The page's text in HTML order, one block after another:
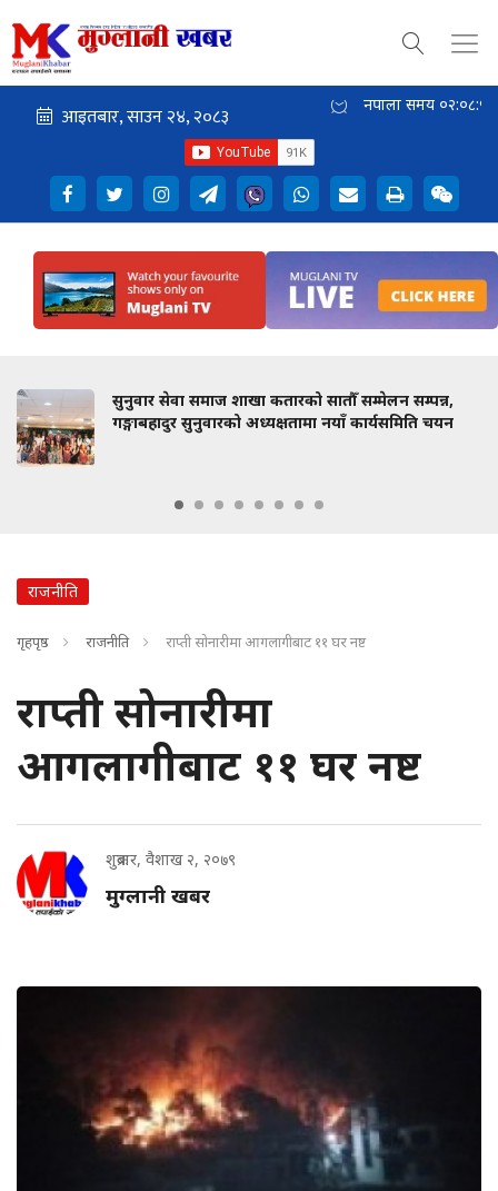
नेपाली समय ०२:०८:५९
सुनुवार सेवा समाज शाखा कतारको सातौँ सम्मेलन सम्पन्न,
गङ्गाबहादुर सुनुवारको अध्यक्षतामा नयाँ कार्यसमिति चयन
राजनीति
गृहपृष्ठ राजनीति राप्ती सोनारीमा आगलागीबाट ११ घर नष्ट
राप्ती सोनारीमा
आगलागीबाट ११ घर नष्ट
शुक्रबार, वैशाख २, २०७९
मुग्लानी खबर